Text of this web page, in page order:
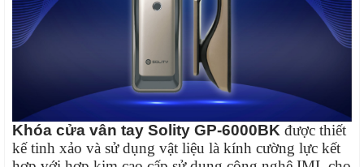
Khóa cửa vân tay Solity GP-6000BK được thiết
kế tinh xảo và sử dụng vật liệu là kính cường lực kết